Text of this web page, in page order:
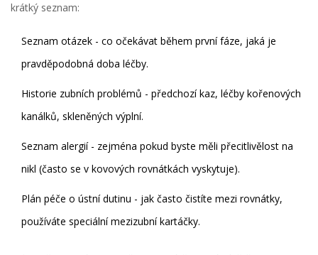
krátký seznam:
Seznam otázek - co očekávat během první fáze, jaká je
pravděpodobná doba léčby.
Historie zubních problémů - předchozí kaz, léčby kořenových
kanálků, skleněných výplní.
Seznam alergií - zejména pokud byste měli přecitlivělost na
nikl (často se v kovových rovnátkách vyskytuje).
Plán péče o ústní dutinu - jak často čistíte mezi rovnátky,
používáte speciální mezizubní kartáčky.